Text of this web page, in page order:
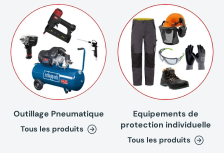
Outillage Pneumatique
Tous les produits
Equipements de
protection individuelle
Tous les produits